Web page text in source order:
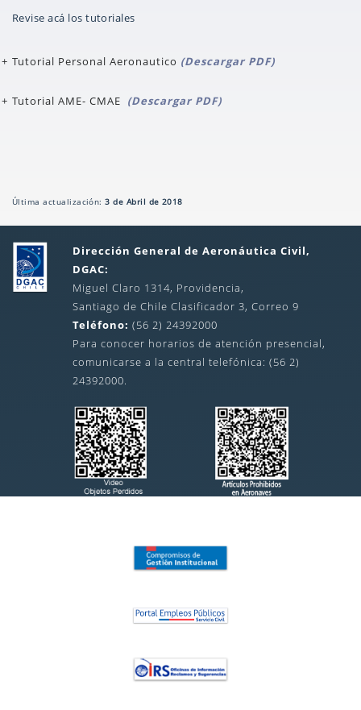
Revise acá los tutoriales
Tutorial Personal Aeronautico (Descargar PDF)
Tutorial AME- CMAE (Descargar PDF)
Última actualización:3 de Abril de 2018
Dirección General de Aeronáutica Civil,
DGAC:
Miguel Claro 1314, Providencia,
Santiago de Chile Clasificador 3, Correo 9
Teléfono: (56 2) 24392000
Para conocer horarios de atención presencial,
comunicarse a la central telefónica: (56 2)
24392000.